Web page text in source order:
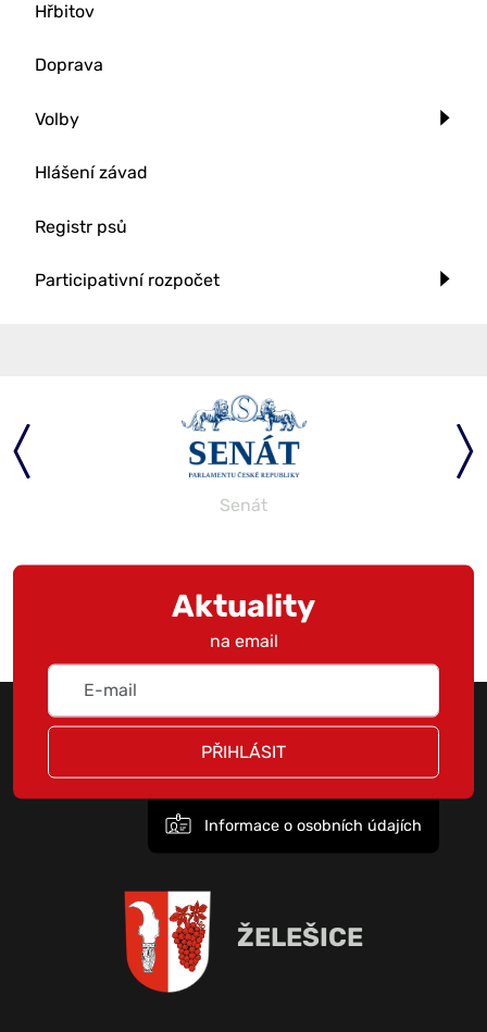
Hřbitov
Doprava
Volby
Hlášení závad
Registr psů
Participativní rozpočet
Senát
Aktuality
na email
PŘIHLÁSIT
Informace o osobních údajích
ŽELEŠICE